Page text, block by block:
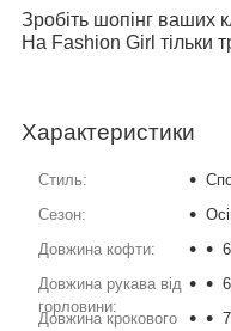
Зробіть шопінг ваших
На Fashion Girl тільки
Характеристики
Стиль:
Сезон:
Довжина кофти:
Довжина рукава від
горловини:
Довжина крокового